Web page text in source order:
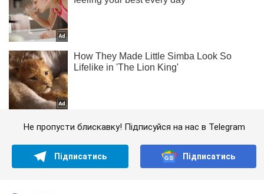
Не пропусти блискавку! Підписуйся на нас в Telegram
Підписатись Підписатись